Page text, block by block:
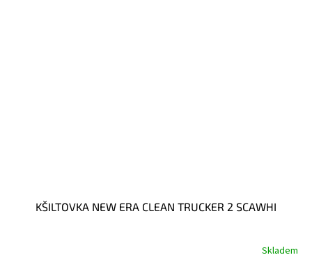
KŠILTOVKA NEW ERA CLEAN TRUCKER 2 SCAWHI
Skladem